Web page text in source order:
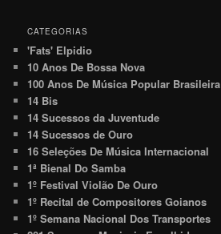
CATEGORIAS
'Fats' Elpidio
10 Anos De Bossa Nova
100 Anos De Música Popular Brasileira
14 Bis
14 Sucessos da Juventude
14 Sucessos de Ouro
16 Seleções De Música Internacional
1ª Bienal Do Samba
1º Festival Violão De Ouro
1º Recital de Compositores Goianos
1º Semana Nacional Dos Transportes